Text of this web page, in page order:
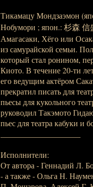
Тикамацу Мондзаэмон
Нобумори ; япон.: 杉森 信
Амагасаки, Хёго или
из самурайской семьи.
который стал ронином,
Киото. В течение 20-ти
его ведущим актёром
прекратил писать для
пьесы для кукольного
руководил Такэмото
пьес для театра кабуки и
Исполнители:
От автора - Геннадий Л.
- а также - Ольга Н.